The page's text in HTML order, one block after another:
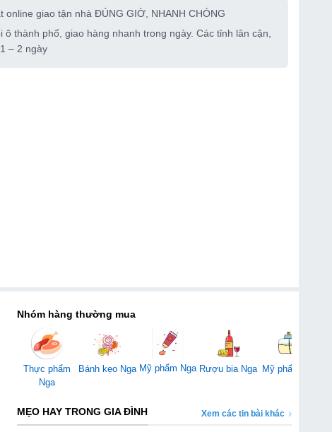
online giao tận nhà ĐÚNG GIỜ, NHANH CHÓNG
ô thành phố, giao hàng nhanh trong ngày. Các tỉnh lân cận,
– 2 ngày
Nhóm hàng thường mua
Thực phẩm
Nga
Bánh kẹo Nga Mỹ phẩm Nga Rượu bia Nga Mỹ phẩm Mỹ
MẸO HAY TRONG GIA ĐÌNH Xem các tin bài khác